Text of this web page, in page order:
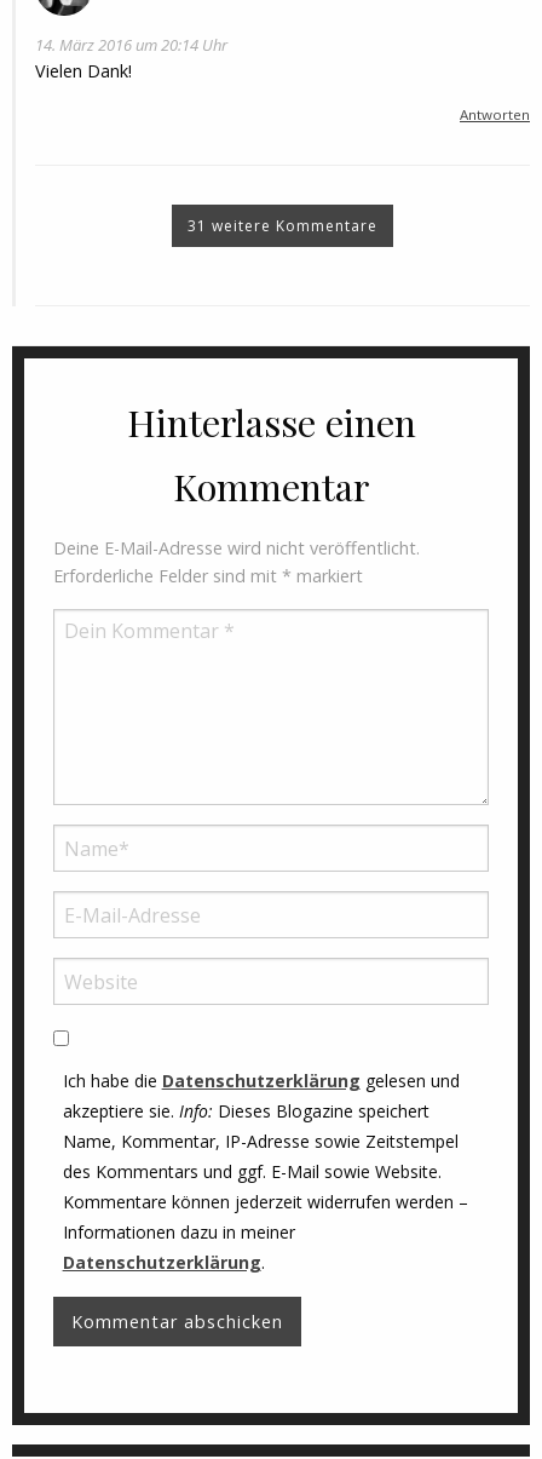
14. März 2016 um 20:14 Uhr
Vielen Dank!
Antworten
31 weitere Kommentare
Hinterlasse einen
Kommentar
Deine E-Mail-Adresse wird nicht veröffentlicht.
Erforderliche Felder sind mit * markiert
Ich habe die Datenschutzerklärung gelesen und
akzeptiere sie. Info: Dieses Blogazine speichert
Name, Kommentar, IP-Adresse sowie Zeitstempel
des Kommentars und ggf. E-Mail sowie Website.
Kommentare können jederzeit widerrufen werden –
Informationen dazu in meiner
Datenschutzerklärung.